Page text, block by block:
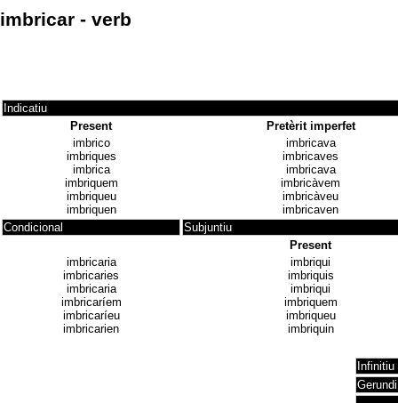
imbricar - verb
Indicatiu
Present
Pretèrit imperfet
imbrico
imbriques
imbrica
imbriquem
imbriqueu
imbriquen
imbricava
imbricaves
imbricava
imbricàvem
imbricàveu
imbricaven
Condicional
Subjuntiu
Present
imbricaria
imbricaries
imbricaria
imbricaríem
imbricaríeu
imbricarien
imbriqui
imbriquis
imbriqui
imbriquem
imbriqueu
imbriquin
Infinitiu
Gerundi